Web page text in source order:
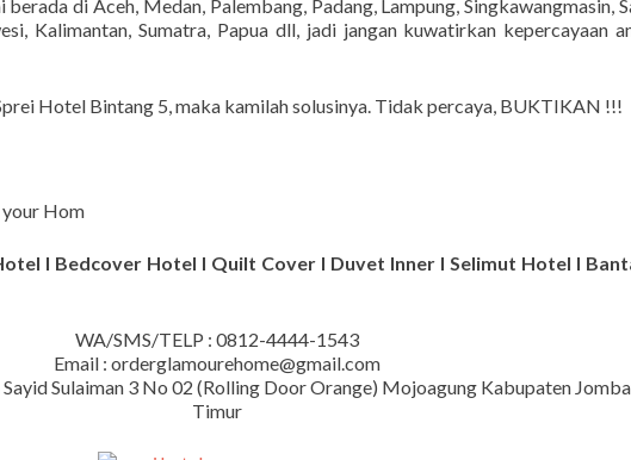
di Aceh, Medan, Palembang, Padang, Lampung, Singkawangmasin,
Kalimantan, Sumatra, Papua dll, jadi jangan kuwatirkan kepercayaan
Hotel Bintang 5, maka kamilah solusinya. Tidak percaya, BUKTIKAN !!!
your Hom
I Bedcover Hotel I Quilt Cover I Duvet Inner I Selimut Hotel I
WA/SMS/TELP : 0812-4444-1543
Email : orderglamourehome@gmail.com
Sulaiman 3 No 02 (Rolling Door Orange) Mojoagung Kabupaten
Timur